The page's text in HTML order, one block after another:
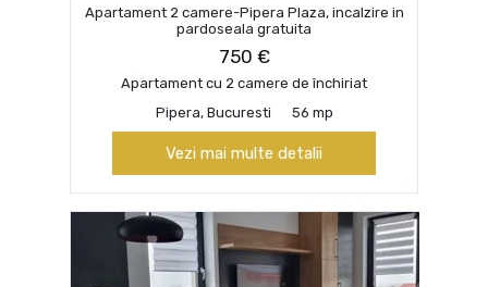
Apartament 2 camere-Pipera Plaza, incalzire in
pardoseala gratuita
750 €
Apartament cu 2 camere de închiriat
Pipera, Bucuresti
56 mp
Vezi mai multe detalii